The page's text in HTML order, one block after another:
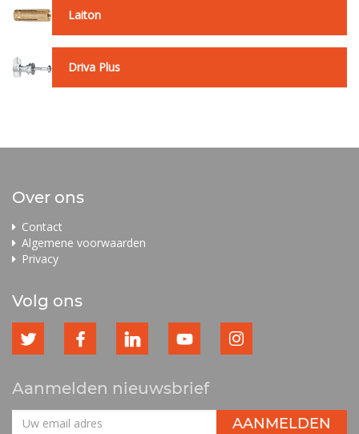
Laiton
Driva Plus
Over ons
Contact
Algemene voorwaarden
Privacy
Volg ons
Aanmelden nieuwsbrief